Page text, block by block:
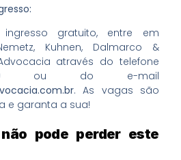
gratuito, entre em
Kuhnen, Dalmarco &
através do telefone
ou do e-mail
. As vagas são
e garanta a sua!
pode perder este